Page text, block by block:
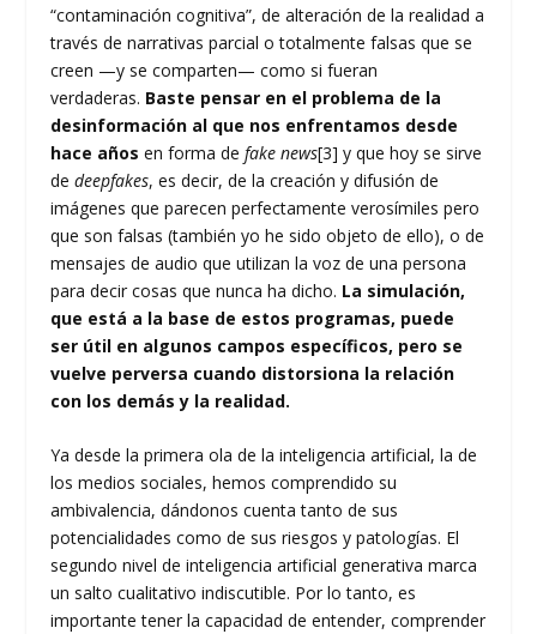
“contaminación cognitiva”, de alteración de la realidad a
través de narrativas parcial o totalmente falsas que se
creen —y se comparten— como si fueran
verdaderas. Baste pensar en el problema de la
desinformación al que nos enfrentamos desde
hace años en forma defake news[3] y que hoy se sirve
dedeepfakes, es decir, de la creación y difusión de
imágenes que parecen perfectamente verosímiles pero
que son falsas (también yo he sido objeto de ello), o de
mensajes de audio que utilizan la voz de una persona
para decir cosas que nunca ha dicho. La simulación,
que está a la base de estos programas, puede
ser útil en algunos campos específicos, pero se
vuelve perversa cuando distorsiona la relación
con los demás y la realidad.
Ya desde la primera ola de la inteligencia artificial, la de
los medios sociales, hemos comprendido su
ambivalencia, dándonos cuenta tanto de sus
potencialidades como de sus riesgos y patologías. El
segundo nivel de inteligencia artificial generativa marca
un salto cualitativo indiscutible. Por lo tanto, es
importante tener la capacidad de entender, comprender